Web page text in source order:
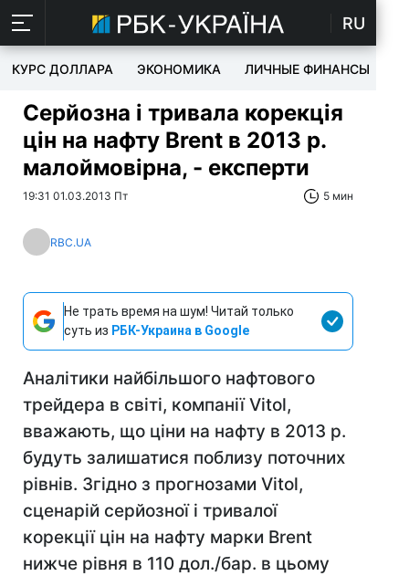
RU
КУРС ДОЛЛАРА ЭКОНОМИКА ЛИЧНЫЕ ФИНАНСЫ
Серйозна і тривала корекція
цін на нафту Brent в 2013 р.
малоймовірна, - експерти
19:31 01.03.2013 Пт 5 мин
RBC.UA
Не трать время на шум! Читай только
суть из РБК-Украина в Google
Аналітики найбільшого нафтового
трейдера в світі, компанії Vitol,
вважають, що ціни на нафту в 2013 р.
будуть залишатися поблизу поточних
рівнів. Згідно з прогнозами Vitol,
сценарій серйозної і тривалої
корекції цін на нафту марки Brent
нижче рівня в 110 дол./бар. в цьому